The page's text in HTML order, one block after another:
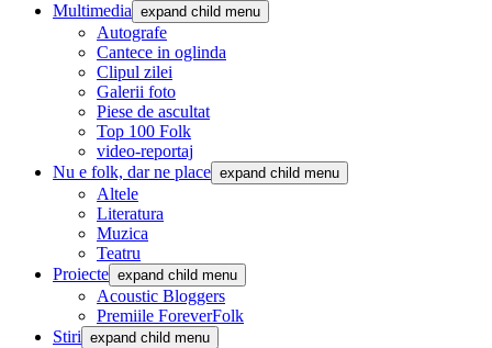
Multimedia expand child menu
Autografe
Cantece in oglinda
Clipul zilei
Galerii foto
Piese de ascultat
Top 100 Folk
video-reportaj
Nu e folk, dar ne place expand child menu
Altele
Literatura
Muzica
Teatru
Proiecte expand child menu
Acoustic Bloggers
Premiile ForeverFolk
Stiri expand child menu